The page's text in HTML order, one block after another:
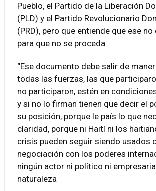
Pueblo, el Partido de la Liberación
(PLD) y el Partido Revolucionario
(PRD), pero que entiende que ese
para que no se proceda.
“Ese documento debe salir de
todas las fuerzas, las que
no participaron, estén en
y si no lo firman tienen que decir el
su posición, porque le país lo que
claridad, porque ni Haití ni los
crisis pueden seguir siendo usados
negociación con los poderes
ningún actor ni político ni
naturaleza